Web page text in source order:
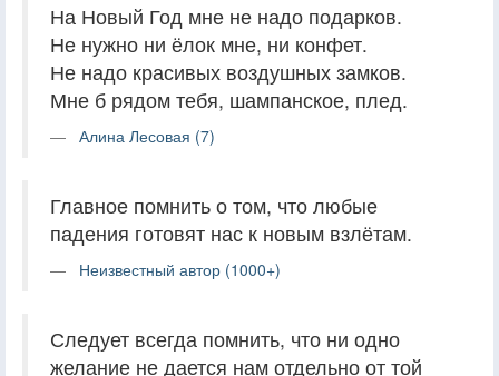
На Новый Год мне не надо подарков.
Не нужно ни ёлок мне, ни конфет.
Не надо красивых воздушных замков.
Мне б рядом тебя, шампанское, плед.
Алина Лесовая (7)
Главное помнить о том, что любые
падения готовят нас к новым взлётам.
Неизвестный автор (1000+)
Следует всегда помнить, что ни одно
желание не дается нам отдельно от той